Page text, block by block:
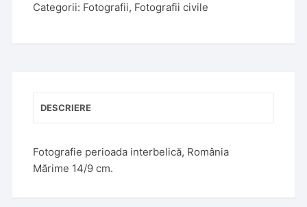
Categorii: Fotografii, Fotografii civile
DESCRIERE
Fotografie perioada interbelică, România
Mărime 14/9 cm.